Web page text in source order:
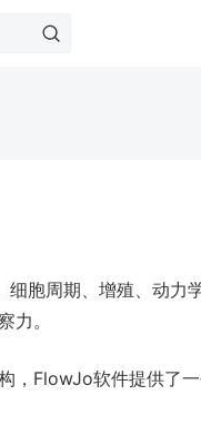
胞周期、增殖、动力
力。
，FlowJo软件提供了